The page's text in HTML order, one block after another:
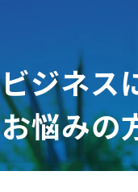
ビジネス
お悩みの